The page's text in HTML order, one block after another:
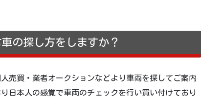
の探し方をしますか？
売買・業者オークションなどより車両を探してご案内
日本人の感覚で車両のチェックを行い買い付けており